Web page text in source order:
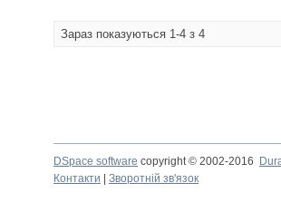
Зараз показуються 1-4 з 4
DSpace software copyright © 2002-2016
Контакти
Зворотній зв'язок